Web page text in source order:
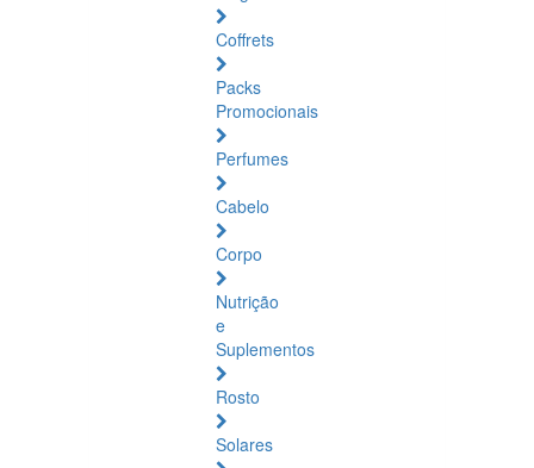
Coffrets
Packs
Promocionais
Perfumes
Cabelo
Corpo
Nutrição
e
Suplementos
Rosto
Solares